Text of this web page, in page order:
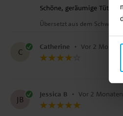
Schöne, geräumige Tüten.
Übersetzt aus dem
C
Catherine • Vor 2
JB
Jessica B • Vor 2 Monaten